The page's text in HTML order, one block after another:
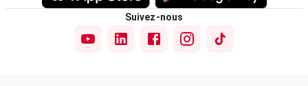
Suivez-nous